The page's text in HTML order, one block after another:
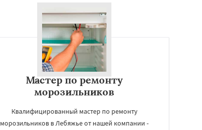
Мастер по ремонту
морозильников
Квалифицированный мастер по ремонту
морозильников в Лебяжье от нашей компании -